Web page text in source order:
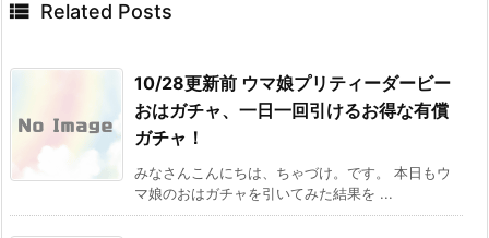
 Related Posts
10/28更新前 ウマ娘プリティーダービー
おはガチャ、一日一回引けるお得な有償
ガチャ！
みなさんこんにちは、ちゃづけ。です。 本日もウ
マ娘のおはガチャを引いてみた結果を ...